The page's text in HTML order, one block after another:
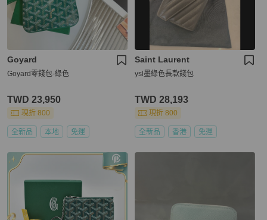
Goyard
Goyard零錢包-綠色
TWD 23,950
現折 800
全新品 本地 免運
Saint Laurent
ysl墨綠色長款錢包
TWD 28,193
現折 800
全新品 香港 免運